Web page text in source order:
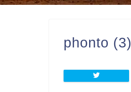
phonto (3)